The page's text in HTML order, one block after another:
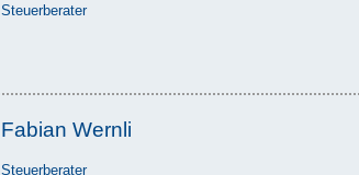
Steuerberater
Fabian Wernli
Steuerberater